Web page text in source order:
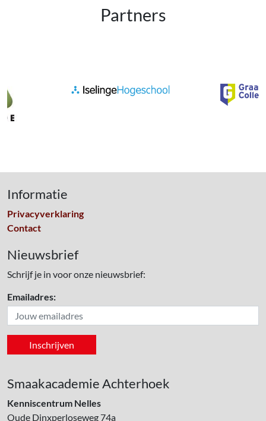
Partners
Informatie
Privacyverklaring
Contact
Nieuwsbrief
Schrijf je in voor onze nieuwsbrief:
Emailadres:
Smaakacademie Achterhoek
Kenniscentrum Nelles
Oude Dinxperloseweg 74a